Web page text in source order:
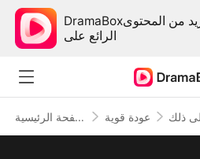
DramaBoxالمزيد من المحتوى
الرائع على
الصفحة الرئيسية عودة قوية